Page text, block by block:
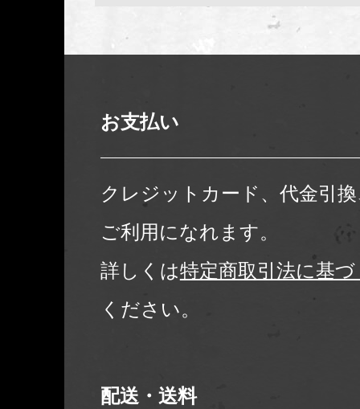
お支払い
クレジットカード、代金引
ご利用になれます。
詳しくは特定商取引法に基
ください。
配送・送料